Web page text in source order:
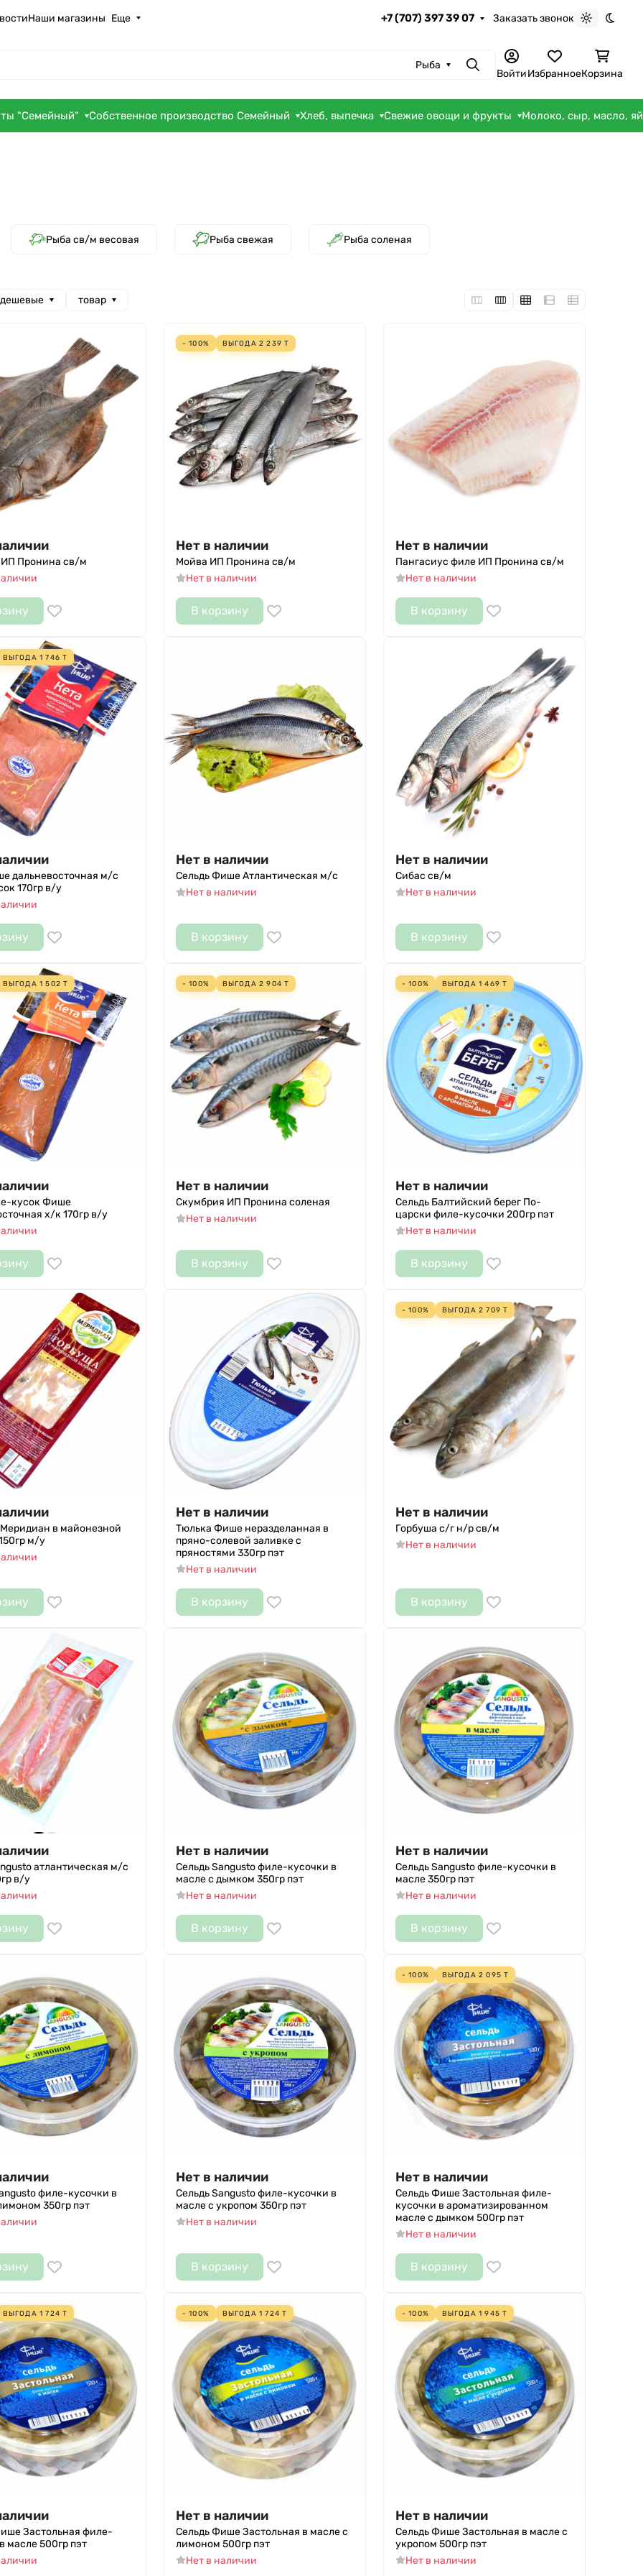
Наши магазины Еще +7 (707) 397 39 07 Заказать звонок
Светлая
Рыба ПоискВойтиИзбранноеКорзина
"Семейный" Собственное производство Семейный Хлеб, выпечка Свежие овощи и фрукты Молоко, сыр, масло,
Рыба св/м весовая Рыба свежая Рыба соленая
товар
ИП Пронина св/м
- 100% ВЫГОДА 2 239 Т
Нет в наличии
Мойва ИП Пронина св/м
Нет в наличии
В корзину
Нет в наличии
Пангасиус филе ИП Пронина св/м
Нет в наличии
В корзину
ВЫГОДА 1 746 Т
дальневосточная м/с
170гр в/у
Нет в наличии
Сельдь Фише Атлантическая м/с
Нет в наличии
В корзину
Нет в наличии
Сибас св/м
Нет в наличии
В корзину
ВЫГОДА 1 502 Т
кусок Фише
х/к 170гр в/у
- 100% ВЫГОДА 2 904 Т
Нет в наличии
Скумбрия ИП Пронина соленая
Нет в наличии
В корзину
- 100% ВЫГОДА 1 469 Т
Нет в наличии
Сельдь Балтийский берег По-
царски филе-кусочки 200гр пэт
Нет в наличии
В корзину
в майонезной
м/у
Нет в наличии
Тюлька Фише неразделанная в
пряно-солевой заливке с
пряностями 330гр пэт
Нет в наличии
В корзину
- 100% ВЫГОДА 2 709 Т
Нет в наличии
Горбуша с/г н/р св/м
Нет в наличии
В корзину
атлантическая м/с
в/у
Нет в наличии
Сельдь Sangusto филе-кусочки в
масле с дымком 350гр пэт
Нет в наличии
В корзину
Нет в наличии
Сельдь Sangusto филе-кусочки в
масле 350гр пэт
Нет в наличии
В корзину
филе-кусочки в
350гр пэт
Нет в наличии
Сельдь Sangusto филе-кусочки в
масле с укропом 350гр пэт
Нет в наличии
В корзину
- 100% ВЫГОДА 2 095 Т
Нет в наличии
Сельдь Фише Застольная филе-
кусочки в ароматизированном
масле с дымком 500гр пэт
Нет в наличии
В корзину
ВЫГОДА 1 724 Т
Застольная филе-
масле 500гр пэт
- 100% ВЫГОДА 1 724 Т
Нет в наличии
Сельдь Фише Застольная в масле с
лимоном 500гр пэт
Нет в наличии
- 100% ВЫГОДА 1 945 Т
Нет в наличии
Сельдь Фише Застольная в масле с
укропом 500гр пэт
Нет в наличии